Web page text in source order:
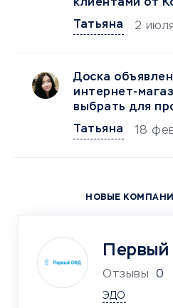
клиентами от
Татьяна
2
Доска
интернет-
выбрать для
Татьяна
18
НОВЫЕ
Отзывы 0
ЭДО